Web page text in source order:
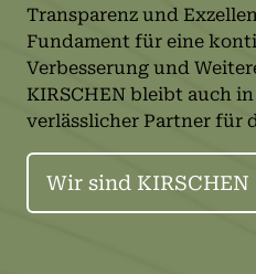
Transparenz und
Fundament für eine
Verbesserung und
KIRSCHEN bleibt auch
verlässlicher Partner für
Wir sind KIRSCHEN